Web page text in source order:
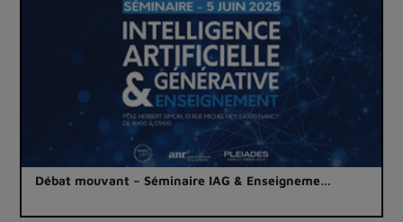
Débat mouvant – Séminaire IAG & Enseigneme…